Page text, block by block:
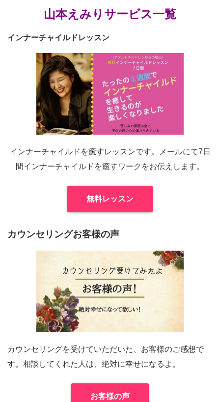
山本えみりサービス一覧
インナーチャイルドレッスン
インナーチャイルドを癒すレッスンです。メールにて7日
間インナーチャイルドを癒すワークをお伝えします。
無料レッスン
カウンセリングお客様の声
カウンセリングを受けていただいた、お客様のご感想で
す。相談してくれた人は、絶対に幸せになるよ。
お客様の声